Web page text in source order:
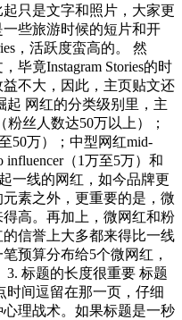
只是文字和照片，大家更
些旅游时候的短片和开
，活跃度蛮高的。 然
毕竟Instagram Stories的时
不大，因此，主页贴文还
起 网红的分类级别里，主
粉丝人数达50万以上）；
50万）；中型网红mid-
（1万至5万）和
一线的网红，如今品牌更
素之外，更重要的是，微
高。再加上，微网红和粉
信誉上大多都来得比一线
预算分布给5个微网红，
3. 标题的长度很重要 标题
时间逗留在那一页，仔细
理战术。如果标题是一秒